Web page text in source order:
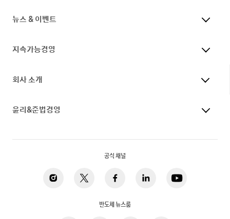
뉴스 & 이벤트
지속가능경영
회사 소개
윤리&준법경영
공식 채널
반도체 뉴스룸